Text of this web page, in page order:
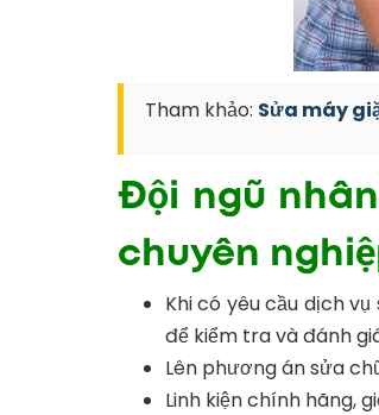
Tham khảo: Sửa máy
Đội ngũ
chuyên
Khi có yêu cầu dịch
để kiểm tra và đánh
Lên phương án sửa
Linh kiện chính hãng,